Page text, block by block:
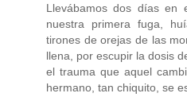
Llevábamos dos días en
nuestra primera fuga,
tirones de orejas de las
llena, por escupir la dosis
el trauma que aquel
hermano, tan chiquito, se